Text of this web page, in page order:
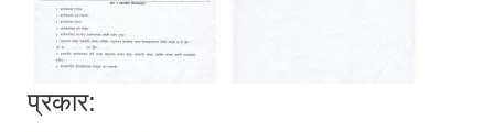
प्रकार: